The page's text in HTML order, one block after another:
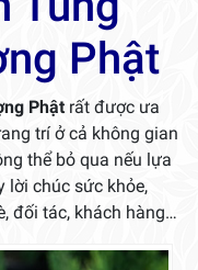
Phật
Phật rất được ưa
trí ở cả không gian
thể bỏ qua nếu lựa
lời chúc sức khỏe,
đối tác, khách hàng…